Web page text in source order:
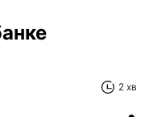
2 хв